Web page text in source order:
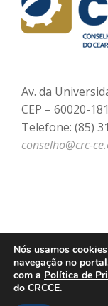
Av. da
CEP – 60020-
Telefone: (85)
conselho@crc-
Nós usamos
navegação no
com a Política de
do CRCCE.